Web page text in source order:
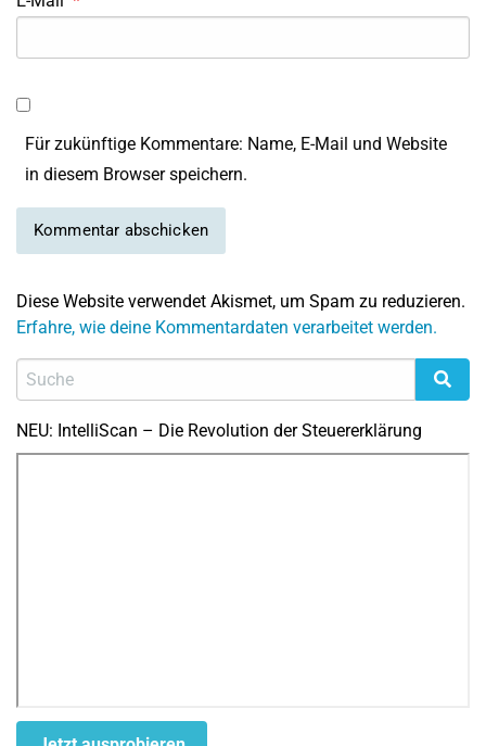
Für zukünftige Kommentare: Name, E-Mail und Website
in diesem Browser speichern.
Diese Website verwendet Akismet, um Spam zu reduzieren.
Erfahre, wie deine Kommentardaten verarbeitet werden.
NEU: IntelliScan – Die Revolution der Steuererklärung